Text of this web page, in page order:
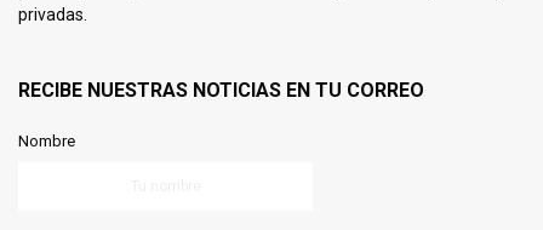
privadas.
RECIBE NUESTRAS NOTICIAS EN TU CORREO
Nombre